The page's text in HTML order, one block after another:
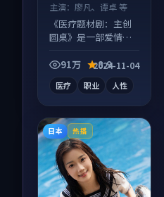
主演： 廖凡、谭卓 等
《医疗题材剧：主创
圆桌》是一部爱情向
蛋别错过，字幕区常
91万 8.9
2024-11-04
医疗 职业 人性
日本 热播